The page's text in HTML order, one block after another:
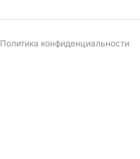
Политика конфиденциальности